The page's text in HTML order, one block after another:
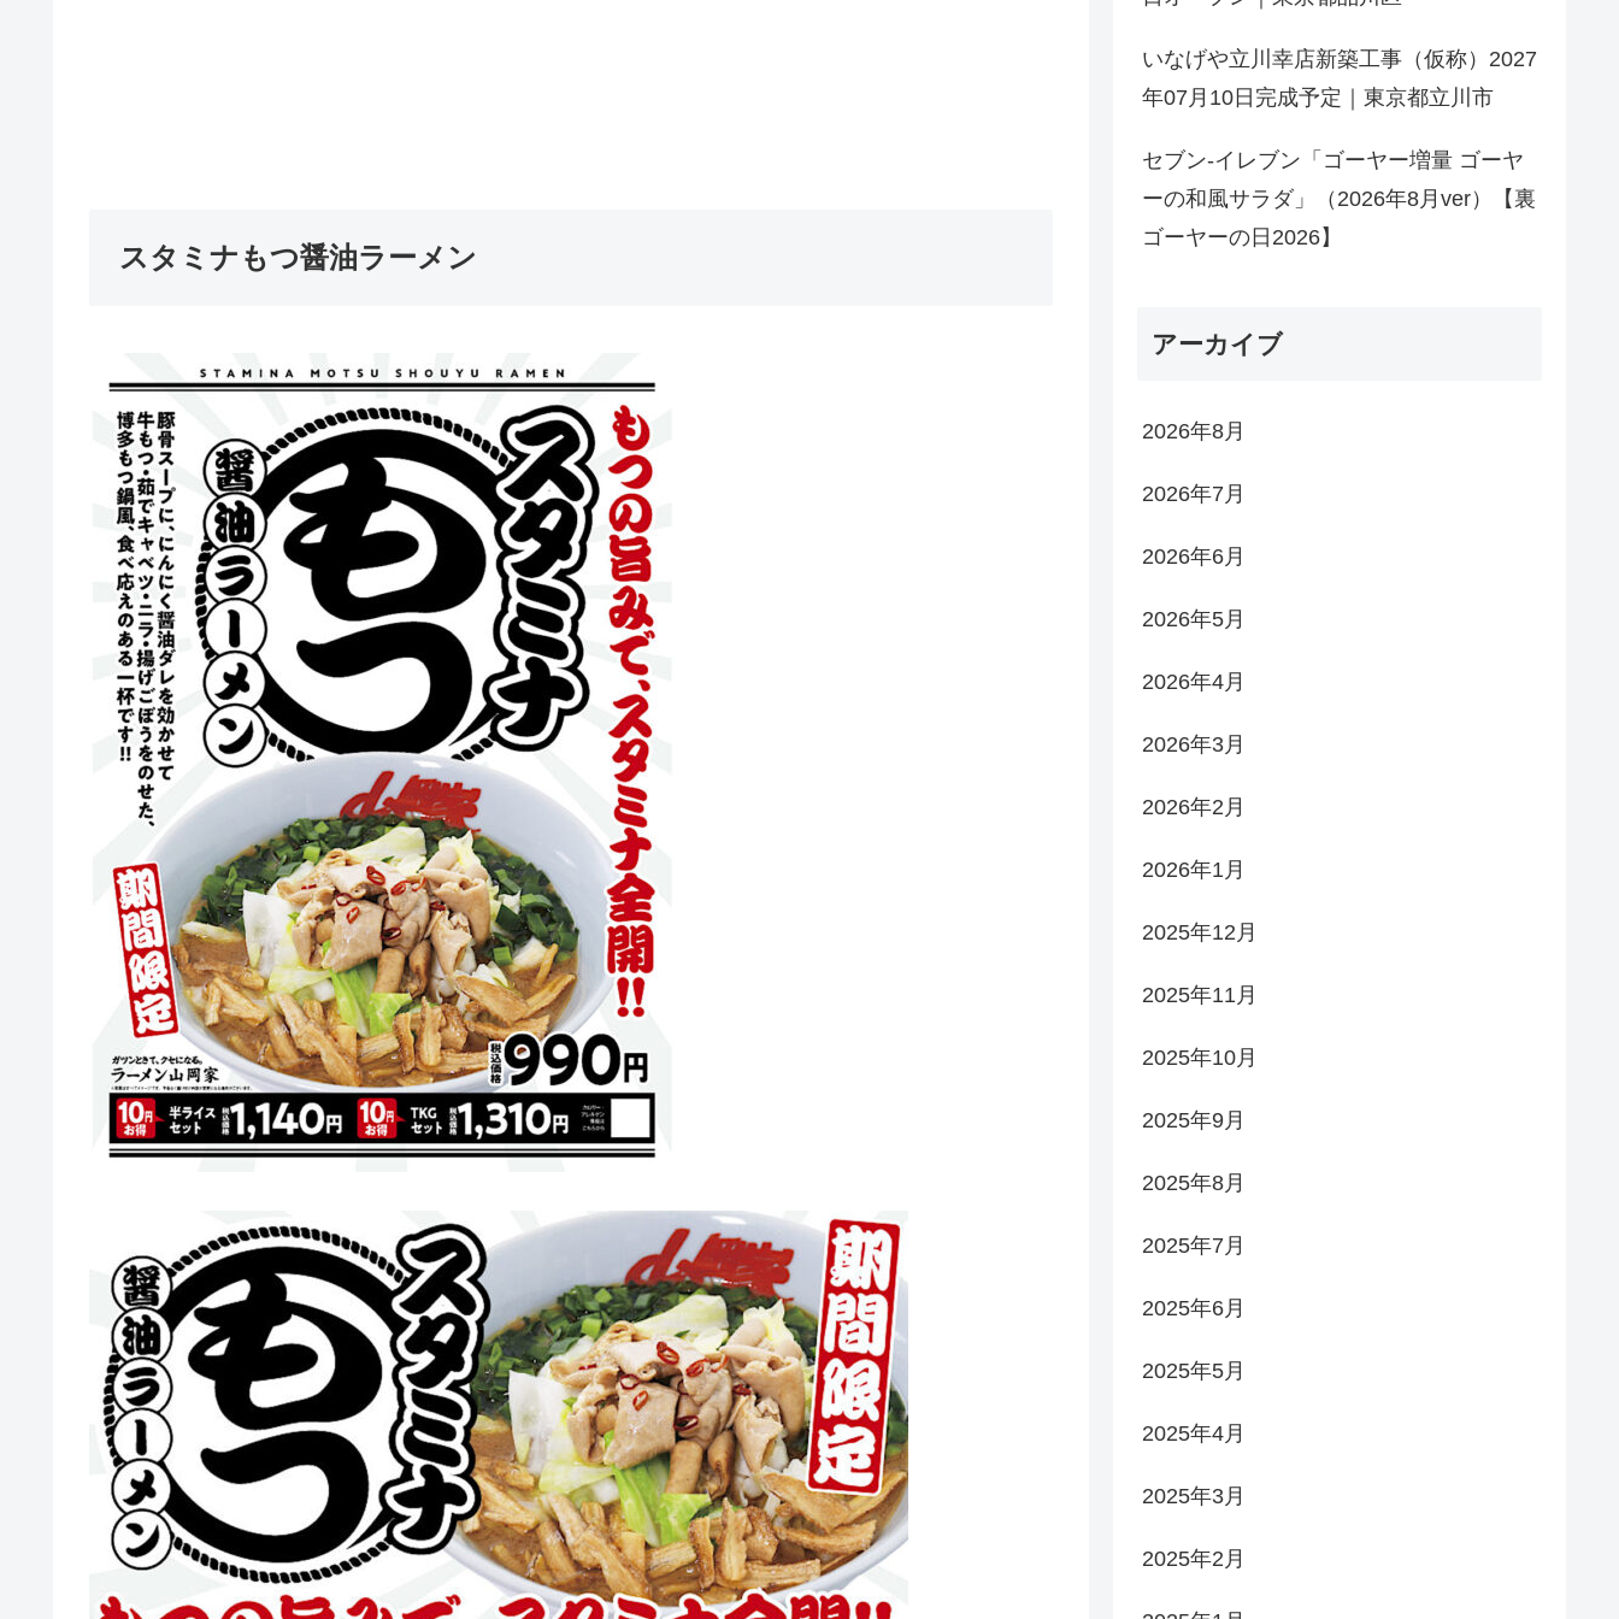
スタミナもつ醤油ラーメン
いなげや立川幸店新築工事（仮称）2027
年07月10日完成予定｜東京都立川市
セブン-イレブン「ゴーヤー増量 ゴーヤ
ーの和風サラダ」（2026年8月ver）【裏
ゴーヤーの日2026】
アーカイブ
2026年8月
2026年7月
2026年6月
2026年5月
2026年4月
2026年3月
2026年2月
2026年1月
2025年12月
2025年11月
2025年10月
2025年9月
2025年8月
2025年7月
2025年6月
2025年5月
2025年4月
2025年3月
2025年2月